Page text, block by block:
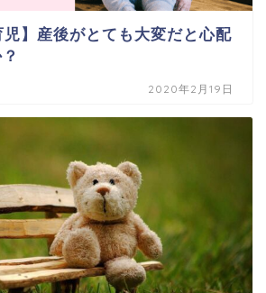
児】産後がとても大変だと心配
2020年2月19日